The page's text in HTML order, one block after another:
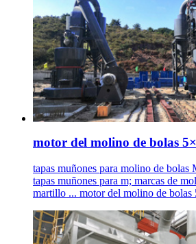
motor del molino de bolas
tapas muñones para molino de
tapas muñones para m; marcas de
martillo ... motor del molino de bolas